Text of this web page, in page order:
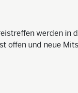
werden in
offen und neue